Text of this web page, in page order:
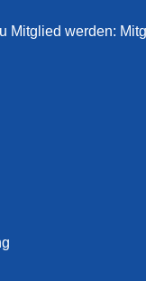
Mitglied werden: